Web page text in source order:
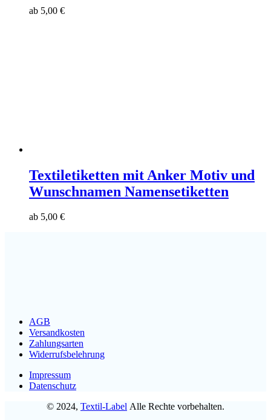
ab 5,00 €
Textiletiketten mit Anker Motiv und
Wunschnamen Namensetiketten
ab 5,00 €
AGB
Versandkosten
Zahlungsarten
Widerrufsbelehrung
Impressum
Datenschutz
© 2024, Textil-Label Alle Rechte vorbehalten.